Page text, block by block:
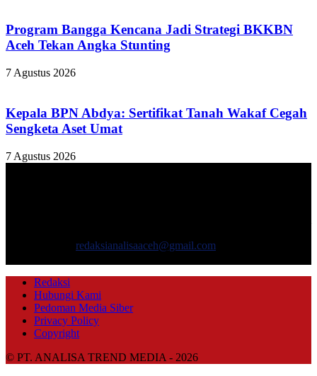
Program Bangga Kencana Jadi Strategi BKKBN
Aceh Tekan Angka Stunting
7 Agustus 2026
Kepala BPN Abdya: Sertifikat Tanah Wakaf Cegah
Sengketa Aset Umat
7 Agustus 2026
redaksianalisaaceh@gmail.com
Redaksi
Hubungi Kami
Pedoman Media Siber
Privacy Policy
Copyright
© PT. ANALISA TREND MEDIA - 2026